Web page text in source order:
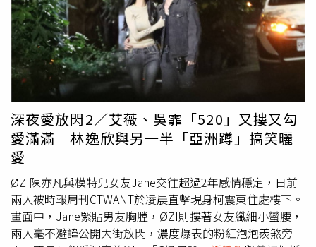
半年，祈錦鈅 就推翻自己的說詞，發文稱「我真的很努力一
個人撐著破破爛爛的身心靈一整年了」，也說：「來的時候
我什麼都沒拿，所以走的時候不許攔我，沒攔我也不是因為
我的要求，只是沒有感情基礎，不重視，沒有行動當然沒有
藉口。」 祈錦鈅認為自己沒有對不起任何人，並謝謝所有幫
助過她的朋友。雖然
祈錦鈅覺得自己注定孤軍奮戰，但請大
家別擔心自己，若是真的擔心就多發工作給她，並說兩個大
人的任何命運本身不是傷害，在不健康的關係裡被迫長大才
會讓重要家人受傷，最後還寫道「我們會是好的父母，但終
究是兩個家庭」。幸好現在有小鮮肉陪在
能成為她滿大的慰藉。關於祈錦鈅與陳任佑目前的關係為
何？本刊詢問祈錦鈅本人，但在截稿之前未得到回應。自認
孤軍奮戰的祈錦鈅希望大家多發工作給她。（圖／翻攝自 祈
錦鈅 臉書）關於祈錦鈅與陳任佑目前的關係，祈錦鈅回應本
婚14個月便與前夫簽字離婚。（圖／衛視中文台提供）同樣
閃婚又閃離的還有「Makiyo」川島茉樹代，2022年與小她3
歲從事醫美工作的金先生結婚，兩人育有一子，但在14個月
後便簽字離婚，恢復單身後Makiyo在節目上透露離婚主因
是個性不合，並說時常找不到前夫，不論是打電話還是傳訊
息都沒回音，最高紀錄是4天聯絡不上對方，表示：「我就
想這個婚姻真的不行，我其實也不愛他啦！」離婚後
Makiyo從沒主動找過前夫，認為都不要見面是最好的。賴
弘國與趙筱葳結婚短短半年就離婚。（圖／翻攝自臉書）有
「醫界王陽明」之稱的賴弘國，曾與「華航林依晨」Ivy趙
筱葳交往1年半，在2016年4月登記結婚，沒想過才過了短
短半年，同年10月就簽字離婚，後來趙筱葳在節目上坦言當
時是「被離婚」，表示：「我完全沒想到，有一天竟然要走
到離婚這一步。」不過賴弘國後續婚姻也都不太順利，與香
深夜愛放閃2／艾薇、吳霏「520」又摟又勾
愛滿滿 林逸欣與另一半「亞洲蹲」搞笑曬
愛
ØZI陳亦凡與模特兒女友Jane交往超過2年感情穩定，日前
兩人被時報周刊CTWANT於凌晨直擊現身柯震東住處樓下。
畫面中，Jane緊貼男友胸膛，ØZI則摟著女友纖細小蠻腰，
兩人毫不避諱公開大街放閃，濃度爆表的粉紅泡泡羨煞旁